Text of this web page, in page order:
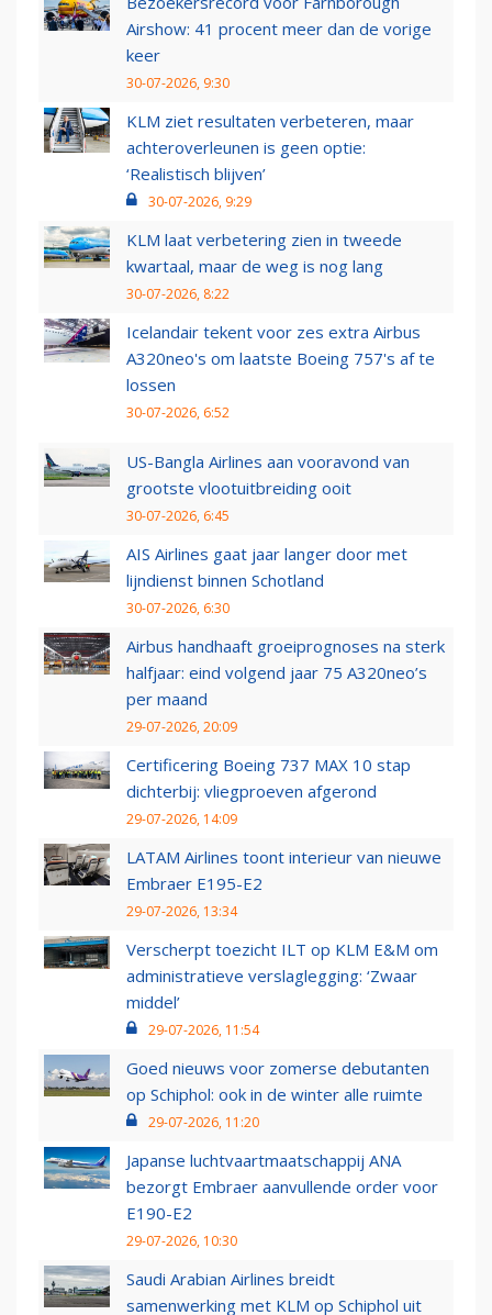
Airshow: 41 procent meer dan de vorige
keer
30-07-2026, 9:30
KLM ziet resultaten verbeteren, maar
achteroverleunen is geen optie:
‘Realistisch blijven’
30-07-2026, 9:29
KLM laat verbetering zien in tweede
kwartaal, maar de weg is nog lang
30-07-2026, 8:22
Icelandair tekent voor zes extra Airbus
A320neo's om laatste Boeing 757's af te
lossen
30-07-2026, 6:52
US-Bangla Airlines aan vooravond van
grootste vlootuitbreiding ooit
30-07-2026, 6:45
AIS Airlines gaat jaar langer door met
lijndienst binnen Schotland
30-07-2026, 6:30
Airbus handhaaft groeiprognoses na sterk
halfjaar: eind volgend jaar 75 A320neo’s
per maand
29-07-2026, 20:09
Certificering Boeing 737 MAX 10 stap
dichterbij: vliegproeven afgerond
29-07-2026, 14:09
LATAM Airlines toont interieur van nieuwe
Embraer E195-E2
29-07-2026, 13:34
Verscherpt toezicht ILT op KLM E&M om
administratieve verslaglegging: ‘Zwaar
middel’
29-07-2026, 11:54
Goed nieuws voor zomerse debutanten
op Schiphol: ook in de winter alle ruimte
29-07-2026, 11:20
Japanse luchtvaartmaatschappij ANA
bezorgt Embraer aanvullende order voor
E190-E2
29-07-2026, 10:30
Saudi Arabian Airlines breidt
samenwerking met KLM op Schiphol uit